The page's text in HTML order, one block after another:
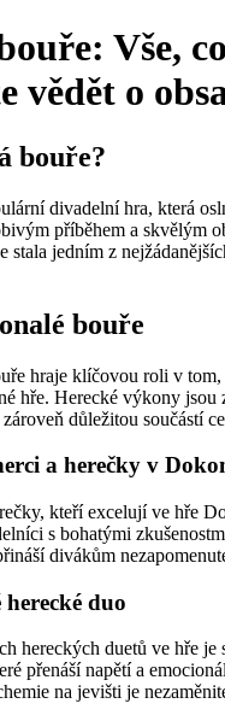
Vše, co
vědět o
bouře?
divadelní hra, která
příběhem a skvělým
stala jedním z
bouře
hraje klíčovou roli v
hře. Herecké výkony jsou
důležitou součástí
a herečky v
kteří excelují ve hře
s bohatými
divákům
herecké duo
hereckých duetů ve hře je
přenáší napětí a
na jevišti je